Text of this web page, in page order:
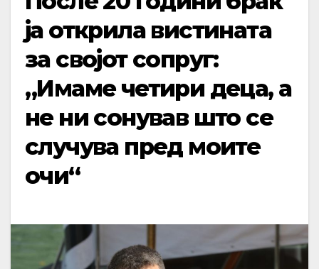
ја открила вистината
за својот сопруг:
„Имаме четири деца, а
не ни сонував што се
случува пред моите
очи“